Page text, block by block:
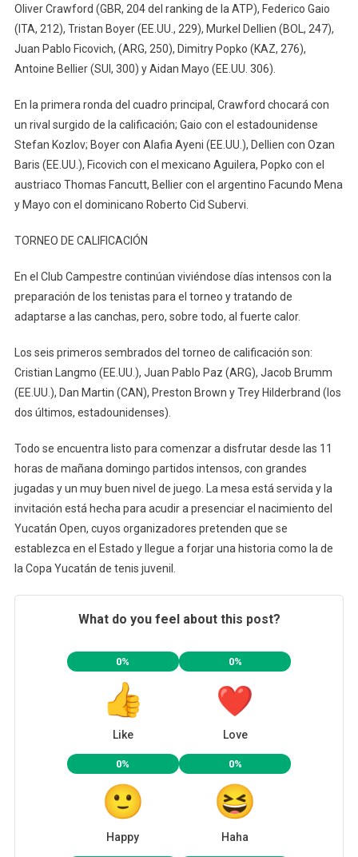
Oliver Crawford (GBR, 204 del ranking de la ATP), Federico Gaio
(ITA, 212), Tristan Boyer (EE.UU., 229), Murkel Dellien (BOL, 247),
Juan Pablo Ficovich, (ARG, 250), Dimitry Popko (KAZ, 276),
Antoine Bellier (SUI, 300) y Aidan Mayo (EE.UU. 306).
En la primera ronda del cuadro principal, Crawford chocará con
un rival surgido de la calificación; Gaio con el estadounidense
Stefan Kozlov; Boyer con Alafia Ayeni (EE.UU.), Dellien con Ozan
Baris (EE.UU.), Ficovich con el mexicano Aguilera, Popko con el
austriaco Thomas Fancutt, Bellier con el argentino Facundo Mena
y Mayo con el dominicano Roberto Cid Subervi.
TORNEO DE CALIFICACIÓN
En el Club Campestre continúan viviéndose días intensos con la
preparación de los tenistas para el torneo y tratando de
adaptarse a las canchas, pero, sobre todo, al fuerte calor.
Los seis primeros sembrados del torneo de calificación son:
Cristian Langmo (EE.UU.), Juan Pablo Paz (ARG), Jacob Brumm
(EE.UU.), Dan Martin (CAN), Preston Brown y Trey Hilderbrand (los
dos últimos, estadounidenses).
Todo se encuentra listo para comenzar a disfrutar desde las 11
horas de mañana domingo partidos intensos, con grandes
jugadas y un muy buen nivel de juego. La mesa está servida y la
invitación está hecha para acudir a presenciar el nacimiento del
Yucatán Open, cuyos organizadores pretenden que se
establezca en el Estado y llegue a forjar una historia como la de
la Copa Yucatán de tenis juvenil.
What do you feel about this post?
0%
Like
0%
Love
0%
Happy
0%
Haha